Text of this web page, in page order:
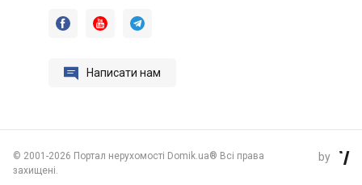
  
 Написати нам
© 2001-2026 Портал нерухомості Domik.ua® Всі права
захищені.
by 